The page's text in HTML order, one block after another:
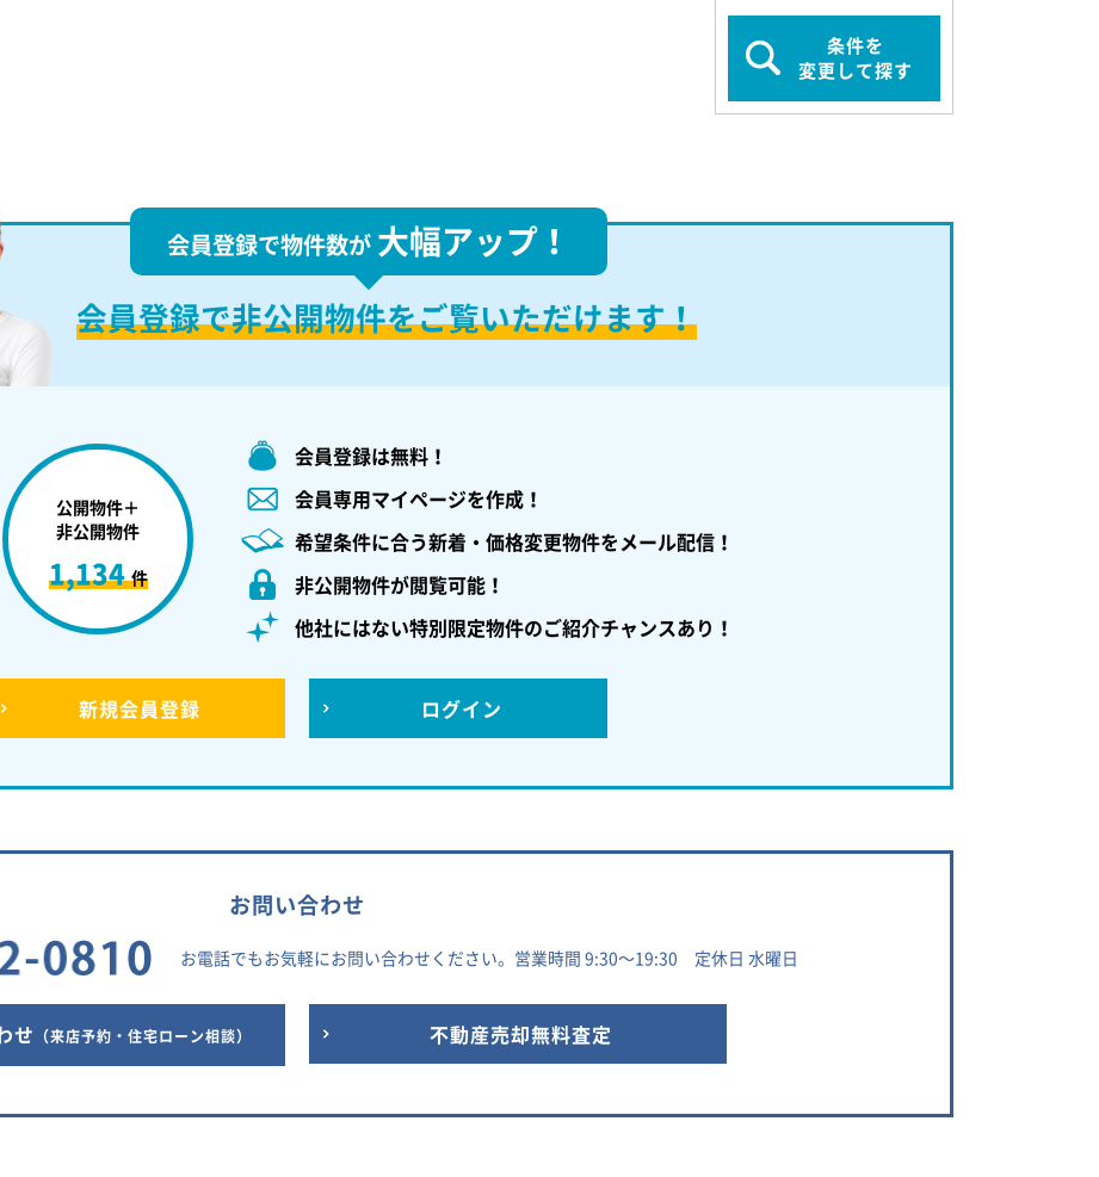
条件を
変更して探す
会員登録で物件数が 大幅アップ！
会員登録で非公開物件をご覧いただけます！
公開物件＋
非公開物件
1,134 件
会員登録は無料！
会員専用マイページを作成！
希望条件に合う新着・価格変更物件をメール配信！
非公開物件が閲覧可能！
他社にはない特別限定物件のご紹介チャンスあり！
新規会員登録 ログイン
お問い合わせ
お電話でもお気軽にお問い合わせください。 営業時間 9:30～19:30 定休日 水曜日
せ （来店予約・住宅ローン相談） 不動産売却無料査定